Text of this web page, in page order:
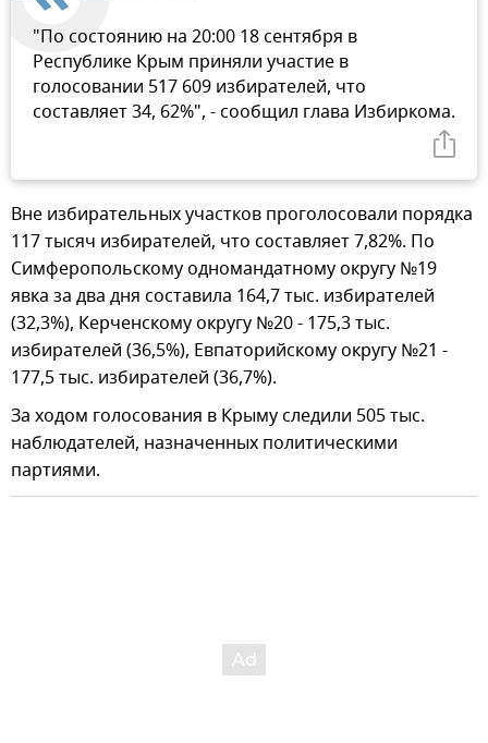
"По состоянию на 20:00 18 сентября в
Республике Крым приняли участие в
голосовании 517 609 избирателей, что
составляет 34, 62%", - сообщил глава Избиркома.
Вне избирательных участков проголосовали порядка
117 тысяч избирателей, что составляет 7,82%. По
Симферопольскому одномандатному округу №19
явка за два дня составила 164,7 тыс. избирателей
(32,3%), Керченскому округу №20 - 175,3 тыс.
избирателей (36,5%), Евпаторийскому округу №21 -
177,5 тыс. избирателей (36,7%).
За ходом голосования в Крыму следили 505 тыс.
наблюдателей, назначенных политическими
партиями.